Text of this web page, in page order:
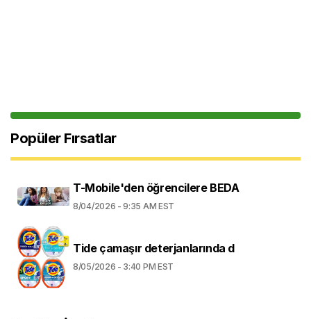
Popüler Fırsatlar
T-Mobile'den öğrencilere BEDA
8/04/2026 - 9:35 AM EST
Tide çamaşır deterjanlarında d
8/05/2026 - 3:40 PM EST